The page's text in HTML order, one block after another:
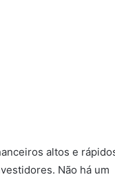
altos e
Não há um